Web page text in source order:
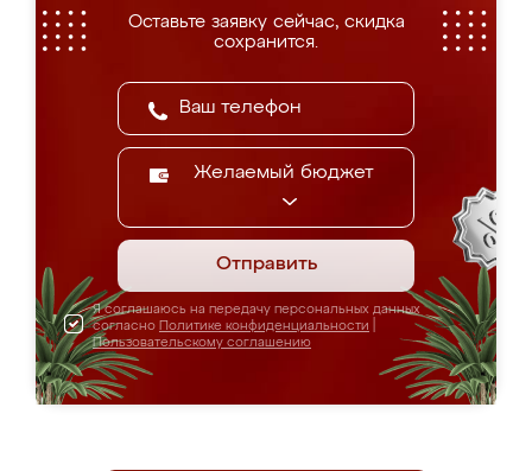
Оставьте заявку сейчас, скидка
сохранится.
Желаемый бюджет
Отправить
Я соглашаюсь на передачу персональных данных
согласно Политике конфиденциальности
Пользовательскому соглашению